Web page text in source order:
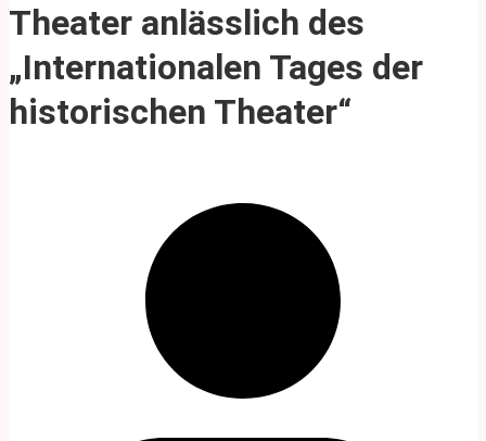
Theater anlässlich des
„Internationalen Tages der
historischen Theater“